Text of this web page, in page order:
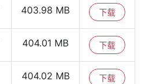
403.98 MB 下载
404.01 MB 下载
404.02 MB 下载